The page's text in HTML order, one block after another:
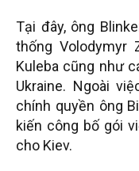
Tại đây, ông
thống Volodymyr
Kuleba cũng như
Ukraine. Ngoài
chính quyền ông
kiến công bố gói
cho Kiev.